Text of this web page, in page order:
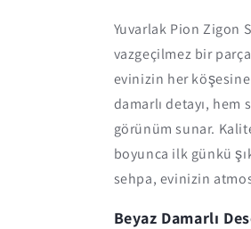
Yuvarlak Pion Zigon
vazgeçilmez bir
evinizin her köşesine
damarlı detayı,
görünüm sunar.
boyunca ilk günkü
sehpa, evinizin
Beyaz Damarlı